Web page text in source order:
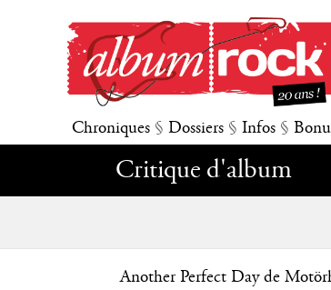
Chroniques § Dossiers § Infos §
Critique d'album
Another Perfect Day de